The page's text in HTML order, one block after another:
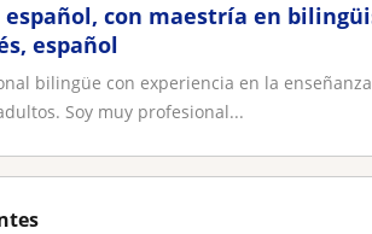
español, con maestría en
español
bilingüe con experiencia en la
Soy muy profesional...